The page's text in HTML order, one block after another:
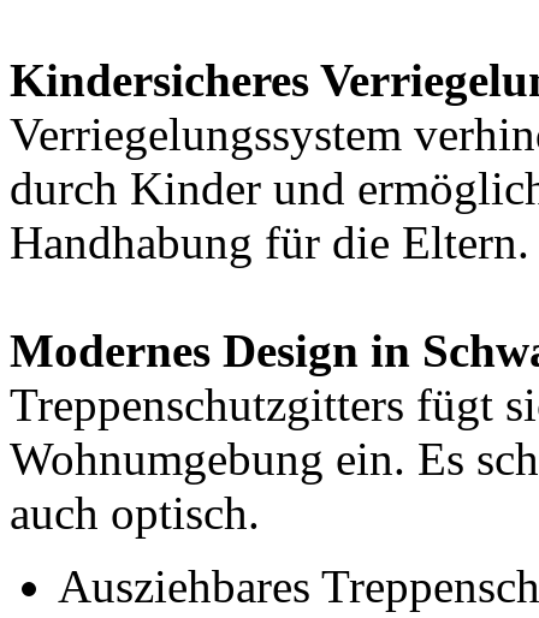
Kindersicheres
Verriegelungssystem
durch Kinder und
Handhabung für die Eltern.
Modernes Design in
Treppenschutzgitters fügt
Wohnumgebung ein. Es
auch optisch.
Ausziehbares